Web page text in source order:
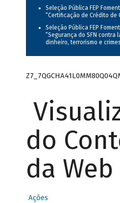
Seleção Pública FEP
“Certificação de Crédito de
Seleção Pública FEP
“Segurança do SFN contra
dinheiro, terrorismo e
do
da Web
Ações